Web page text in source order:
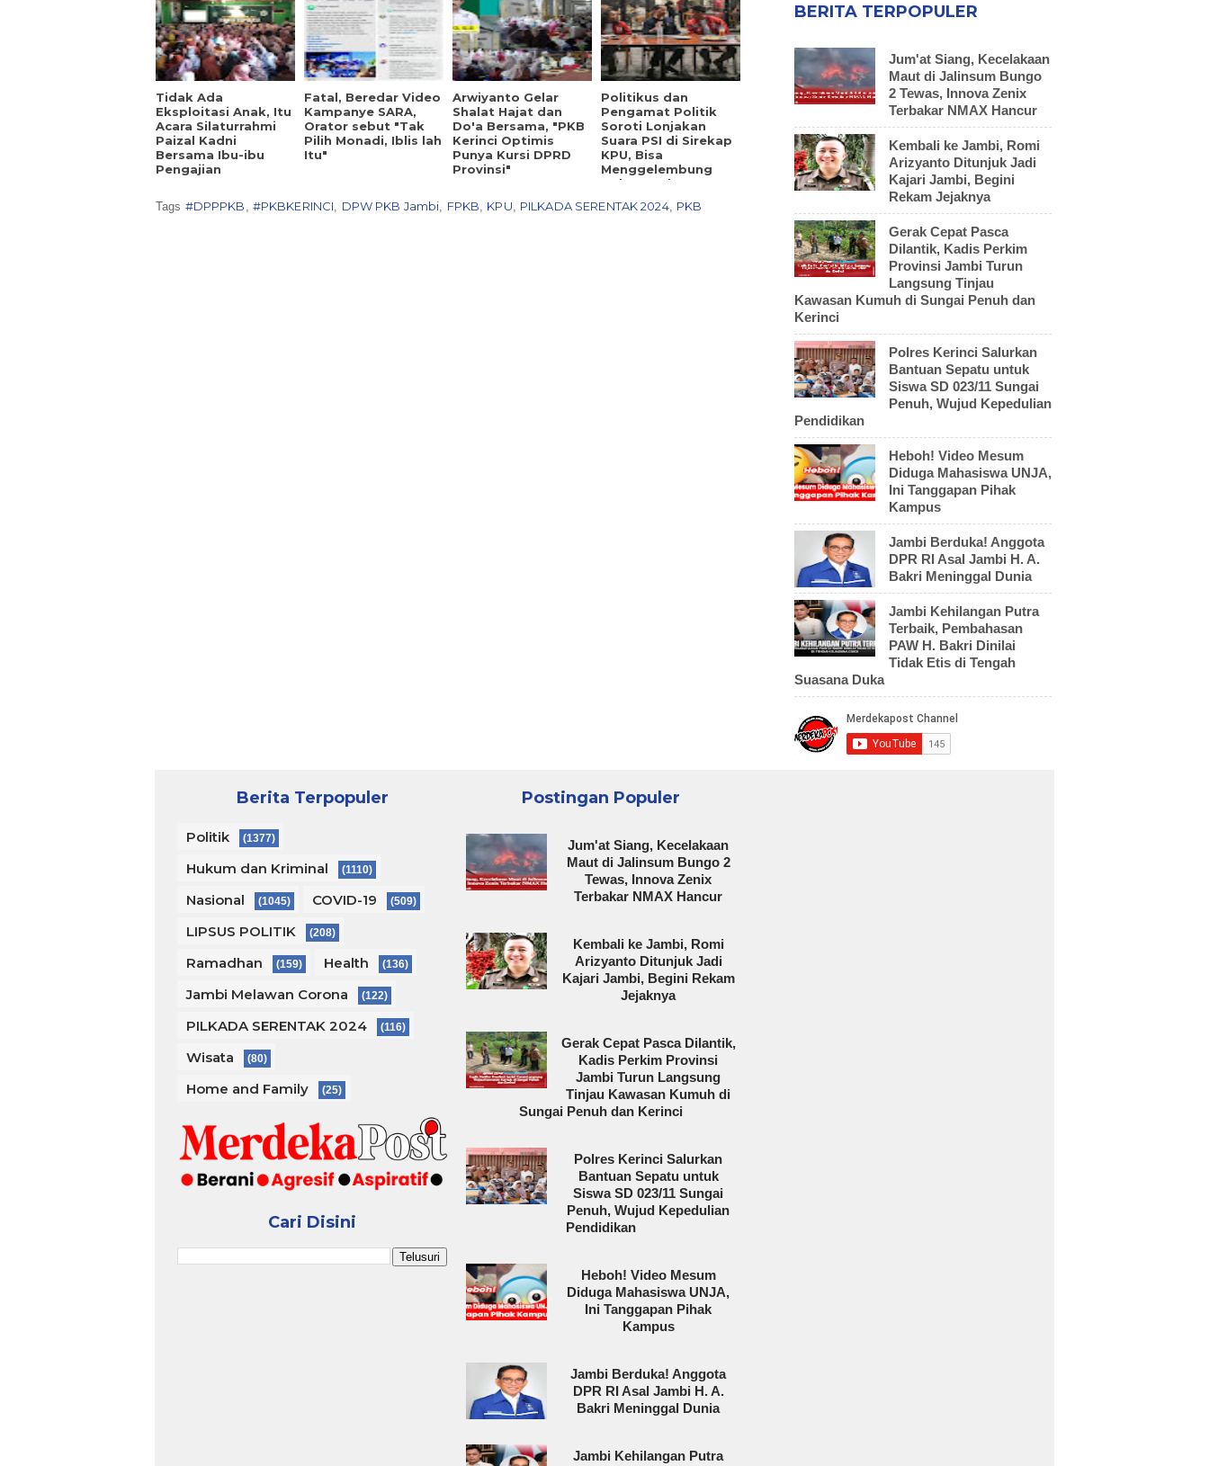
Tidak Ada
Eksploitasi Anak, Itu
Acara Silaturrahmi
Paizal Kadni
Bersama Ibu-ibu
Pengajian
Fatal, Beredar Video
Kampanye SARA,
Orator sebut "Tak
Pilih Monadi, Iblis lah
Itu"
Arwiyanto Gelar
Shalat Hajat dan
Do'a Bersama, "PKB
Kerinci Optimis
Punya Kursi DPRD
Provinsi"
Politikus dan
Pengamat Politik
Soroti Lonjakan
Suara PSI di Sirekap
KPU, Bisa
Menggelembung
Dalam Waktu 1x24
Tags #DPPPKB , #PKBKERINCI, DPW PKB Jambi, FPKB, KPU, PILKADA SERENTAK 2024, PKB
BERITA TERPOPULER
Jum'at Siang, Kecelakaan
Maut di Jalinsum Bungo
2 Tewas, Innova Zenix
Terbakar NMAX Hancur
Kembali ke Jambi, Romi
Arizyanto Ditunjuk Jadi
Kajari Jambi, Begini
Rekam Jejaknya
Gerak Cepat Pasca
Dilantik, Kadis Perkim
Provinsi Jambi Turun
Langsung Tinjau
Kawasan Kumuh di Sungai Penuh dan
Kerinci
Polres Kerinci Salurkan
Bantuan Sepatu untuk
Siswa SD 023/11 Sungai
Penuh, Wujud Kepedulian
Pendidikan
Heboh! Video Mesum
Diduga Mahasiswa UNJA,
Ini Tanggapan Pihak
Kampus
Jambi Berduka! Anggota
DPR RI Asal Jambi H. A.
Bakri Meninggal Dunia
Jambi Kehilangan Putra
Terbaik, Pembahasan
PAW H. Bakri Dinilai
Tidak Etis di Tengah
Suasana Duka
Berita Terpopuler
Politik (1377)
Hukum dan Kriminal (1110)
Nasional (1045) COVID-19 (509)
LIPSUS POLITIK (208)
Ramadhan (159) Health (136)
Jambi Melawan Corona (122)
PILKADA SERENTAK 2024 (116)
Wisata (80)
Home and Family (25)
Cari Disini
Postingan Populer
Jum'at Siang, Kecelakaan
Maut di Jalinsum Bungo 2
Tewas, Innova Zenix
Terbakar NMAX Hancur
Kembali ke Jambi, Romi
Arizyanto Ditunjuk Jadi
Kajari Jambi, Begini Rekam
Jejaknya
Gerak Cepat Pasca Dilantik,
Kadis Perkim Provinsi
Jambi Turun Langsung
Tinjau Kawasan Kumuh di
Sungai Penuh dan Kerinci
Polres Kerinci Salurkan
Bantuan Sepatu untuk
Siswa SD 023/11 Sungai
Penuh, Wujud Kepedulian
Pendidikan
Heboh! Video Mesum
Diduga Mahasiswa UNJA,
Ini Tanggapan Pihak
Kampus
Jambi Berduka! Anggota
DPR RI Asal Jambi H. A.
Bakri Meninggal Dunia
Jambi Kehilangan Putra